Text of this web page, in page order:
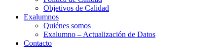
Objetivos de Calidad
Exalumnos
Quiénes somos
Exalumno – Actualización de Datos
Contacto